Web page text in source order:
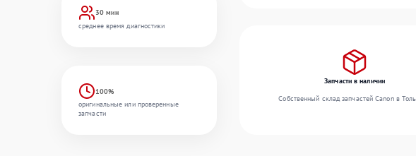
30 мин
среднее время диагностики
100%
оригинальные или проверенные
запчасти
Запчасти в наличии
Собственный склад запчастей Canon в